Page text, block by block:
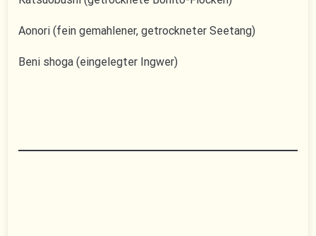
Aonori (fein gemahlener, getrockneter Seetang)
Beni shoga (eingelegter Ingwer)